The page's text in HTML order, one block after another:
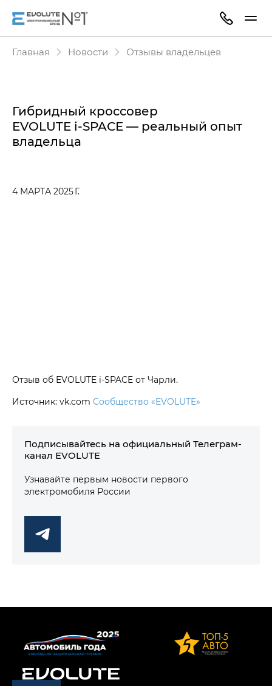
Главная Новости Отзывы владельцев
Гибридный кроссовер
EVOLUTE i‑SPACE — реальный опыт
владельца
4 МАРТА 2025 Г.
Отзыв об EVOLUTE i‑SPACE от Чарли.
Источник: vk.com Сообщество «EVOLUTE»
Подписывайтесь на официальный Телеграм-
канал EVOLUTE
Узнавайте первым новости первого
электромобиля России